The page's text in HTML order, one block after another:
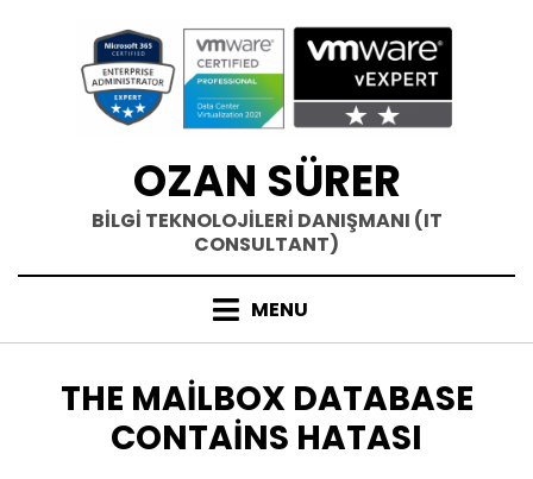
OZAN SÜRER
BİLGİ TEKNOLOJİLERİ DANIŞMANI (IT
CONSULTANT)
MENU
ETIKET
:
THE MAILBOX DATABASE
CONTAINS HATASI